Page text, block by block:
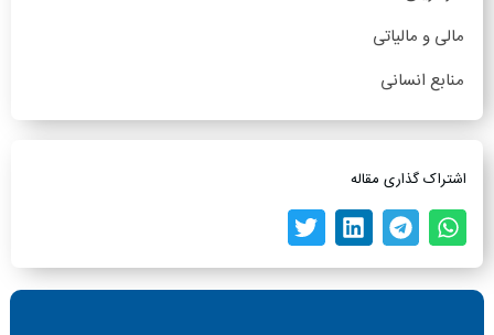
مالی و مالیاتی
منابع انسانی
اشتراک گذاری مقاله